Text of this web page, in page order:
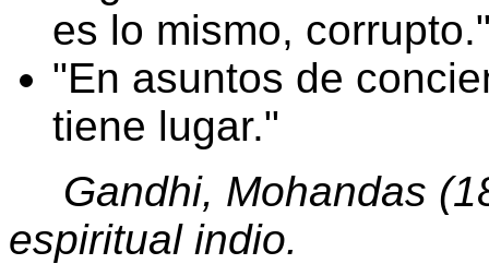
es lo mismo, corrupto.
En asuntos de
tiene lugar.
Gandhi, Mohandas
espiritual indio.